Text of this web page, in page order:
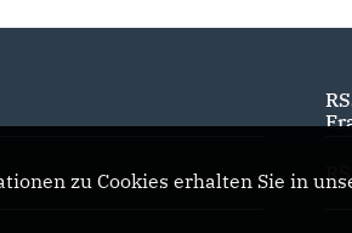
zu Cookies erhalten Sie in